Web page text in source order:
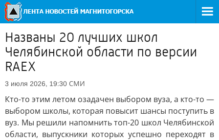
Названы 20 лучших школ
Челябинской области по версии
RAEX
3 июля 2026, 19:30 СМИ
Кто-то этим летом озадачен выбором вуза, а кто-то —
выбором школы, которая повысит шансы поступить в
вуз. Мы решили напомнить топ-20 школ Челябинской
области, выпускники которых успешно переходят в